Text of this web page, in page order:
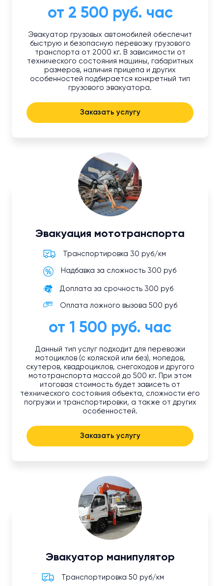
от 2 500 руб. час
Эвакуатор грузовых автомобилей обеспечит
быструю и безопасную перевозку грузового
транспорта от 2000 кг. В зависимости от
технического состояния машины, габаритных
размеров, наличия прицепа и других
особенностей подбирается конкретный тип
грузового эвакуатора.
Заказать услугу
Эвакуация мототранспорта
Транспортировка 30 руб/км
Надбавка за сложность 300 руб
Доплата за срочность 300 руб
Оплата ложного вызова 500 руб
от 1 500 руб. час
Данный тип услуг подходит для перевозки
мотоциклов (с коляской или без), мопедов,
скутеров, квадроциклов, снегоходов и другого
мототранспорта массой до 500 кг. При этом
итоговая стоимость будет зависеть от
технического состояния объекта, сложности его
погрузки и транспортировки, а также от других
особенностей.
Заказать услугу
Эвакуатор манипулятор
Транспортировка 50 руб/км